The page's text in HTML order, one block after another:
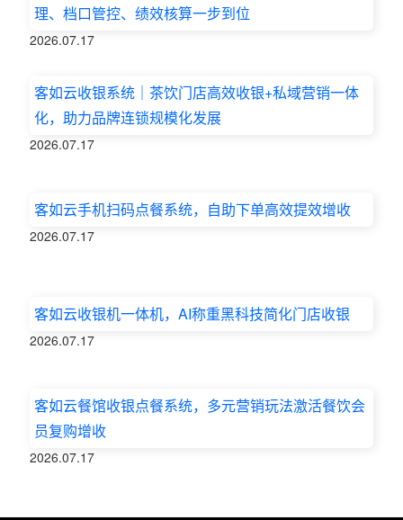
理、档口管控、绩效核算一步到位
2026.07.17
客如云收银系统｜茶饮门店高效收银+私域营销一体
化，助力品牌连锁规模化发展
2026.07.17
客如云手机扫码点餐系统，自助下单高效提效增收
2026.07.17
客如云收银机一体机，AI称重黑科技简化门店收银
2026.07.17
客如云餐馆收银点餐系统，多元营销玩法激活餐饮会
员复购增收
2026.07.17